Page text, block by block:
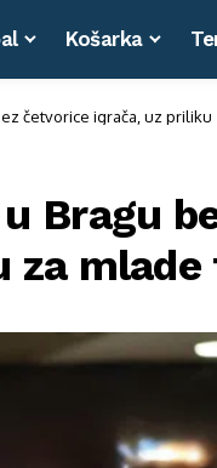
Košarka
četvorice igrača, uz
Bragu
mlade